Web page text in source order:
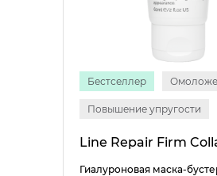
Бестселлер
Повышение упругости
Гиалуроновая маска-